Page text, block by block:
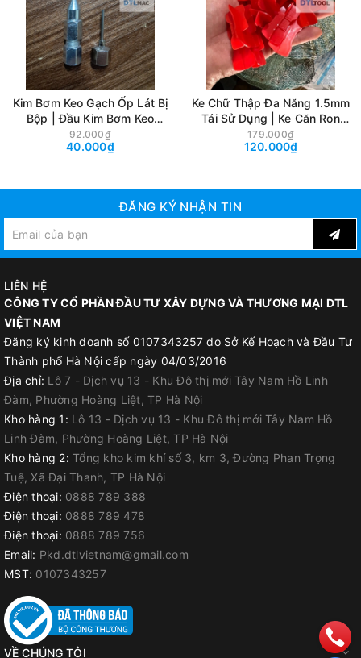
Kim Bơm Keo Gạch Ốp Lát Bị
Bộp | Đầu Kim Bơm Keo
Chống Rỗng, Gia Cố Gạch
Nền
92.000₫
40.000₫
Ke Chữ Thập Đa Năng 1.5mm
Tái Sử Dụng | Ke Căn Ron
Gạch Góc 3 Góc 4
179.000₫
120.000₫
ĐĂNG KÝ NHẬN TIN
LIÊN HỆ
CÔNG TY CỔ PHẦN ĐẦU TƯ XÂY DỰNG VÀ THƯƠNG MẠI DTL
VIỆT NAM
Đăng ký kinh doanh số 0107343257 do Sở Kế Hoạch và Đầu Tư
Thành phố Hà Nội cấp ngày 04/03/2016
Địa chỉ: Lô 7 - Dịch vụ 13 - Khu Đô thị mới Tây Nam Hồ Linh
Đàm, Phường Hoàng Liệt, TP Hà Nội
Kho hàng 1: Lô 13 - Dịch vụ 13 - Khu Đô thị mới Tây Nam Hồ
Linh Đàm, Phường Hoàng Liệt, TP Hà Nội
Kho hàng 2: Tổng kho kim khí số 3, km 3, Đường Phan Trọng
Tuệ, Xã Đại Thanh, TP Hà Nội
Điện thoại: 0888 789 388
Điện thoại: 0888 789 478
Điện thoại: 0888 789 756
Email: Pkd.dtlvietnam@gmail.com
MST: 0107343257
VỀ CHÚNG TÔI